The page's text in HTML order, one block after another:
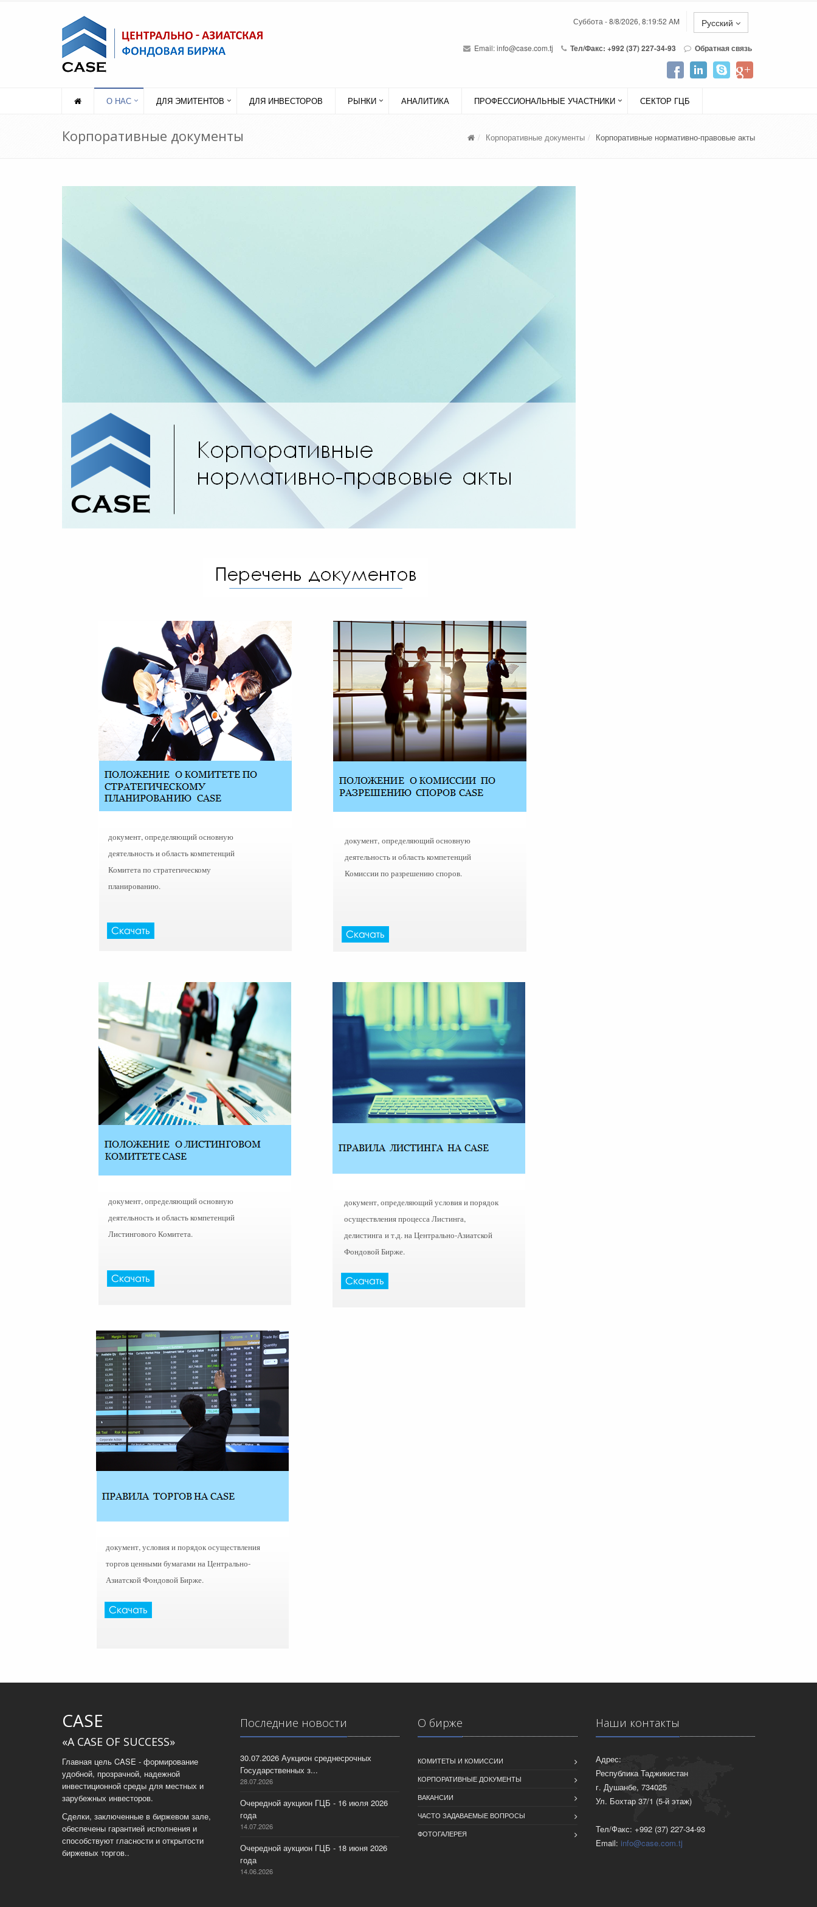
Суббота - 8/8/2026, 8:19:52 AM Русский
Email:info@case.com.tj Тел/Факс: +992 (37) 227-34-93 Обратная связь
О НАС ДЛЯ ЭМИТЕНТОВ ДЛЯ ИНВЕСТОРОВ РЫНКИ АНАЛИТИКА ПРОФЕССИОНАЛЬНЫЕ УЧАСТНИКИ СЕКТОР ГЦБ
Корпоративные документы Корпоративные документы Корпоративные нормативно-правовые акты
документ, определяющий основную
деятельность и область компетенций
Комитета по стратегическому
планированию.
документ, определяющий основную
деятельность и область компетенций
Комиссии по разрешению споров.
документ, определяющий основную
деятельность и область компетенций
Листингового Комитета.
документ, определяющий условия и порядок
осуществления процесса Листинга,
делистинга и т.д. на Центрально-Азиатской
Фондовой Бирже.
документ, условия и порядок осуществления
торгов ценными бумагами на Центрально-
Азиатской Фондовой Бирже.
CASE
«A CASE OF SUCCESS»
Главная цель CASE - формирование
удобной, прозрачной, надежной
инвестиционной среды для местных и
зарубежных инвесторов.
Сделки, заключенные в биржевом зале,
обеспечены гарантией исполнения и
способствуют гласности и открытости
биржевых торгов..
Последние новости
30.07.2026 Аукцион среднесрочных
Государственных з...
28.07.2026
Очередной аукцион ГЦБ - 16 июля 2026
года
14.07.2026
Очередной аукцион ГЦБ - 18 июня 2026
года
14.06.2026
О бирже
КОМИТЕТЫ И КОМИССИИ
КОРПОРАТИВНЫЕ ДОКУМЕНТЫ
ВАКАНСИИ
ЧАСТО ЗАДАВАЕМЫЕ ВОПРОСЫ
ФОТОГАЛЕРЕЯ
Наши контакты
Адрес:
Республика Таджикистан
г. Душанбе, 734025
Ул. Бохтар 37/1 (5-й этаж)
Тел/Факс: +992 (37) 227-34-93
Email: info@case.com.tj